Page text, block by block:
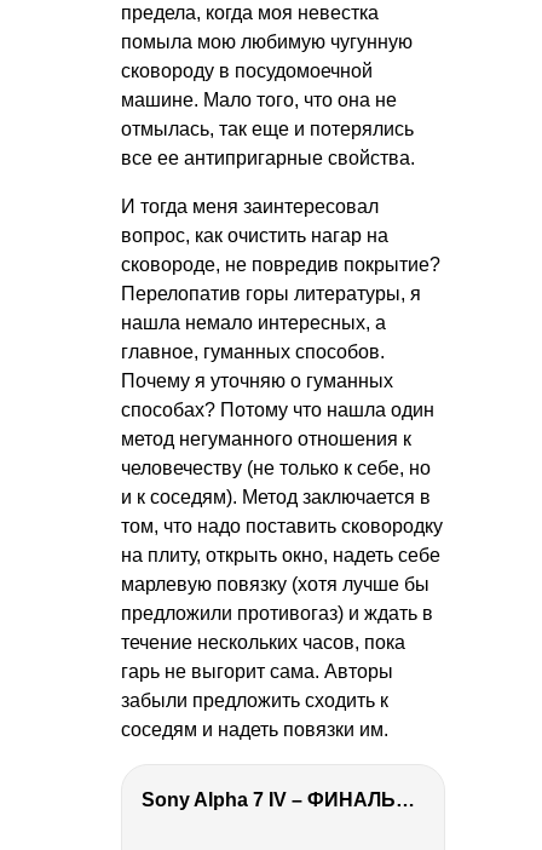
предела, когда моя невестка
помыла мою любимую чугунную
сковороду в посудомоечной
машине. Мало того, что она не
отмылась, так еще и потерялись
все ее антипригарные свойства.
И тогда меня заинтересовал
вопрос, как очистить нагар на
сковороде, не повредив покрытие?
Перелопатив горы литературы, я
нашла немало интересных, а
главное, гуманных способов.
Почему я уточняю о гуманных
способах? Потому что нашла один
метод негуманного отношения к
человечеству (не только к себе, но
и к соседям). Метод заключается в
том, что надо поставить сковородку
на плиту, открыть окно, надеть себе
марлевую повязку (хотя лучше бы
предложили противогаз) и ждать в
течение нескольких часов, пока
гарь не выгорит сама. Авторы
забыли предложить сходить к
соседям и надеть повязки им.
Sony Alpha 7 IV – ФИНАЛЬНЫЙ ОБЗОР